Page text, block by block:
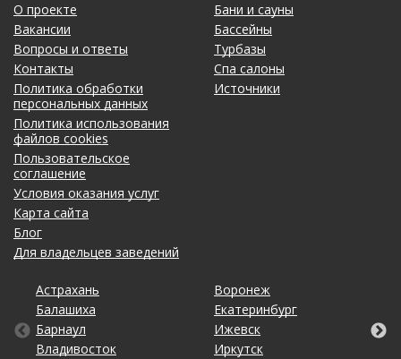
О проекте
Вакансии
Вопросы и ответы
Контакты
Политика обработки
персональных данных
Политика использования
файлов cookies
Пользовательское
соглашение
Условия оказания услуг
Карта сайта
Блог
Для владельцев заведений
Бани и сауны
Бассейны
Турбазы
Спа салоны
Источники
Астрахань
Балашиха
Барнаул
Владивосток
Воронеж
Екатеринбург
Ижевск
Иркутск
Калининград
Кемерово
Киров
Краснодар
Липецк
Махачкала
Москва
Набережные Челны
Омск
Оренбург
Пенза
Пермь
Рязань
Самара
Санкт-Петербург
Саратов
Тольятти
Томск
Тула
Тюмень
Уфа
Хабаровск
Чебоксары
Челябинск